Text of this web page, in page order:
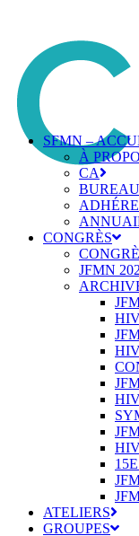
SFMN –
À
CA
BUREAU
CONGRÈS
JFMN
ATELIERS
GROUPES